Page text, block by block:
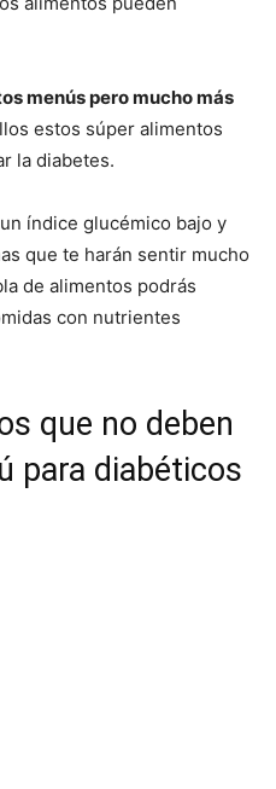
menús pero mucho más
estos súper alimentos
la diabetes.
índice glucémico bajo y
que te harán sentir mucho
de alimentos podrás
con nutrientes
que no deben
para diabéticos